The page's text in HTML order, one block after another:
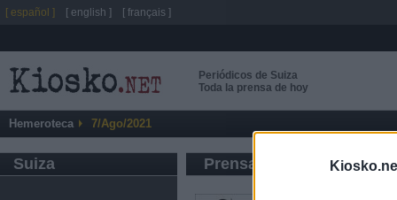
Periódicos de Suiza
Toda la prensa de hoy
Hemeroteca 7/Ago/2021
Suiza Prensa de Información
[ español ] [ english ] [ français ]